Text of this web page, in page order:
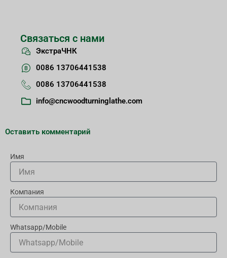
Связаться с нами
ЭкстраЧНК
0086 13706441538
0086 13706441538
info@cncwoodturninglathe.com
Оставить комментарий
Имя
Компания
Whatsapp/Mobile